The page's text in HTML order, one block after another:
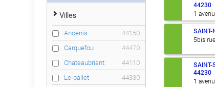
Villes
Ancenis
44150
Carquefou
44470
Chateaubriant
44110
Le-pallet
44330
44230
1
SAINT-
5bis
SAINT-
44230
1